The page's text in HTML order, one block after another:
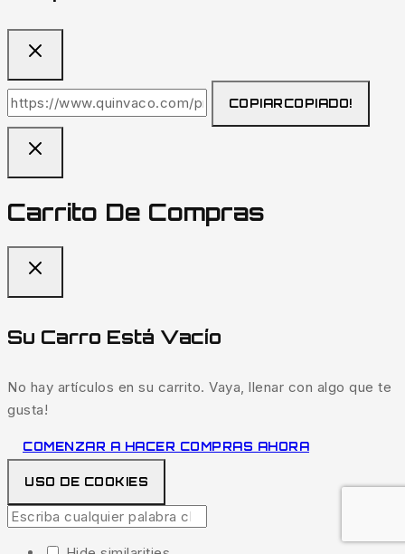
COPIARCOPIADO!
Carrito De Compras
Su Carro Está Vacío
No hay artículos en su carrito. Vaya, llenar con algo que te
gusta!
COMENZAR A HACER COMPRAS AHORA
USO DE COOKIES